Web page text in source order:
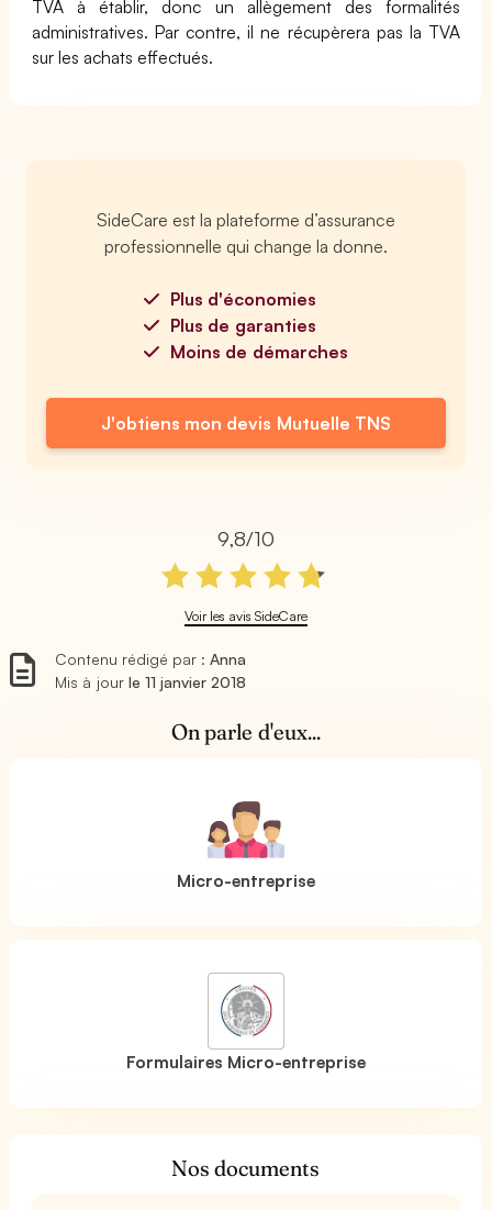
TVA à établir, donc un allègement des formalités
administratives. Par contre, il ne récupèrera pas la TVA
sur les achats effectués.
SideCare est la plateforme d’assurance
professionnelle qui change la donne.
Plus d'économies
Plus de garanties
Moins de démarches
J'obtiens mon devis Mutuelle TNS
9,8/10
Voir les avis SideCare
Contenu rédigé par :Anna
Mis à jour le 11 janvier 2018
On parle d'eux...
Micro-entreprise
Formulaires Micro-entreprise
Nos documents